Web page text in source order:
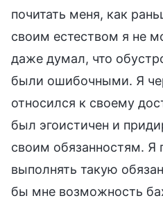
почитать меня, как
своим естеством я не
даже думал, что
были ошибочными. Я
относился к своему
был эгоистичен и
своим обязанностям. Я
выполнять такую
бы мне возможность